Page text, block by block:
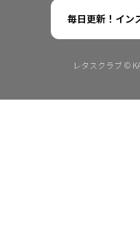
毎日更新！イン
レタスクラブ ©